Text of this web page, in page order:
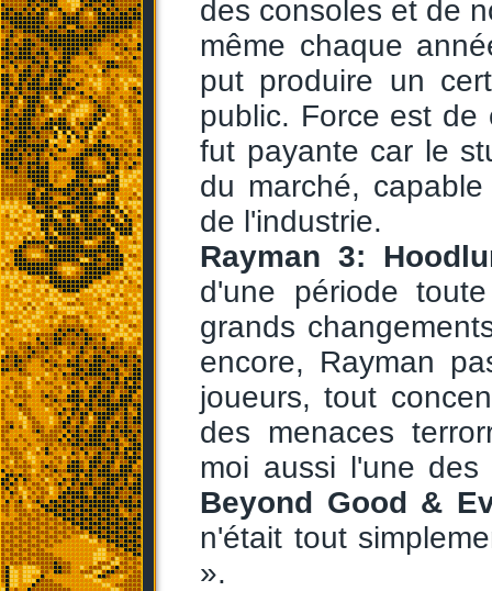
des consoles et de
même chaque
put produire un
public. Force est de
fut payante car le
du marché,
de l'industrie.
Rayman 3:
d'une période
grands
encore, Rayman
joueurs, tout
des menaces
moi aussi l'une
Beyond Good &
n'était tout
».